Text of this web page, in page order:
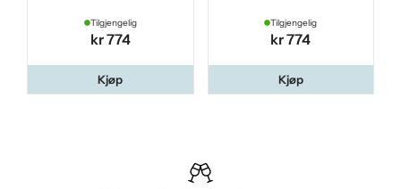
Tilgjengelig
kr 774
Kjøp
Tilgjengelig
kr 774
Kjøp